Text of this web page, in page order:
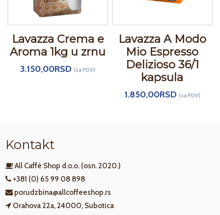
Lavazza Crema e
Aroma 1kg u zrnu
3.150,00RSD(sa PDV)
Lavazza A Modo
Mio Espresso
Delizioso 36/1
kapsula
1.850,00RSD (sa PDV)
Kontakt
All Caffè Shop d.o.o. (osn. 2020.)
+381 (0) 65 99 08 898
porudzbina@allcoffeeshop.rs
Orahova 22a, 24000, Subotica